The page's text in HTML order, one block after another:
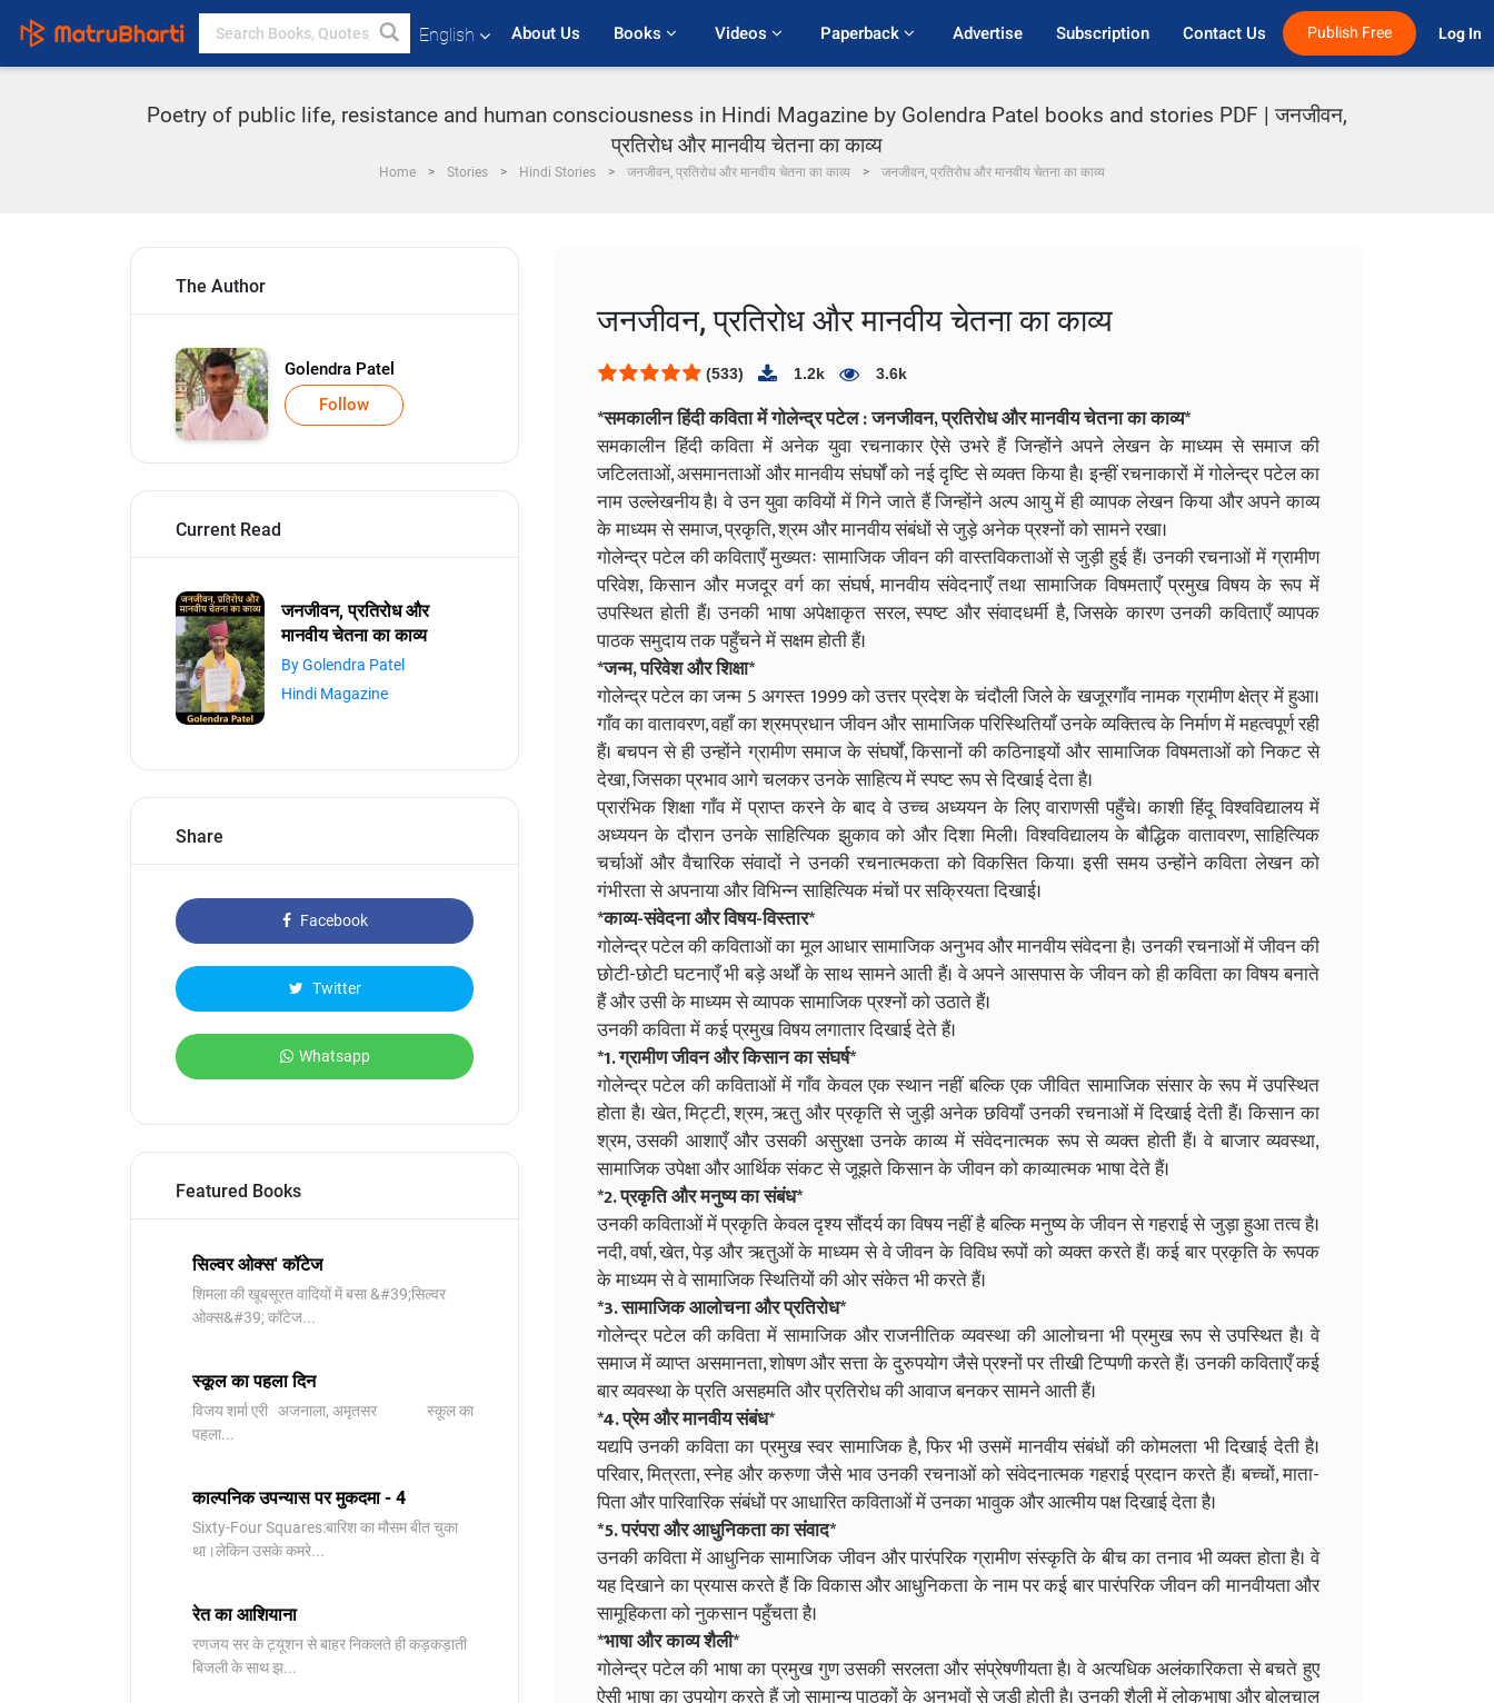
English About Us Books Videos Paperback Advertise Subscription Contact Us Publish Free Log In
Poetry of public life, resistance and human consciousness in Hindi Magazine by Golendra Patel books and stories PDF | जनजीवन,
प्रतिरोध और मानवीय चेतना का काव्य
Home Stories Hindi Stories जनजीवन, प्रतिरोध और मानवीय चेतना का काव्य जनजीवन, प्रतिरोध और मानवीय चेतना का काव्य
The Author
Golendra Patel
Follow
Current Read
जनजीवन, प्रतिरोध और
मानवीय चेतना का काव्य
By Golendra Patel
Hindi Magazine
Share
Facebook
Twitter
Whatsapp
Featured Books
सिल्वर ओक्स' कॉटेज
शिमला की खूबसूरत वादियों में बसा &#39;सिल्वर
ओक्स&#39; कॉटेज...
स्कूल का पहला दिन
विजय शर्मा एरी अजनाला, अमृतसर स्कूल का
पहला...
काल्पनिक उपन्यास पर मुकदमा - 4
Sixty-Four Squares:बारिश का मौसम बीत चुका
था।लेकिन उसके कमरे...
रेत का आशियाना
रणजय सर के ट्यूशन से बाहर निकलते ही कड़कड़ाती
बिजली के साथ झ...
जनजीवन, प्रतिरोध और मानवीय चेतना का काव्य
(533) 1.2k 3.6k
*समकालीन हिंदी कविता में गोलेन्द्र पटेल : जनजीवन, प्रतिरोध और मानवीय चेतना का काव्य*
समकालीन हिंदी कविता में अनेक युवा रचनाकार ऐसे उभरे हैं जिन्होंने अपने लेखन के माध्यम से समाज की
जटिलताओं, असमानताओं और मानवीय संघर्षों को नई दृष्टि से व्यक्त किया है। इन्हीं रचनाकारों में गोलेन्द्र पटेल का
नाम उल्लेखनीय है। वे उन युवा कवियों में गिने जाते हैं जिन्होंने अल्प आयु में ही व्यापक लेखन किया और अपने काव्य
के माध्यम से समाज, प्रकृति, श्रम और मानवीय संबंधों से जुड़े अनेक प्रश्नों को सामने रखा।
गोलेन्द्र पटेल की कविताएँ मुख्यतः सामाजिक जीवन की वास्तविकताओं से जुड़ी हुई हैं। उनकी रचनाओं में ग्रामीण
परिवेश, किसान और मजदूर वर्ग का संघर्ष, मानवीय संवेदनाएँ तथा सामाजिक विषमताएँ प्रमुख विषय के रूप में
उपस्थित होती हैं। उनकी भाषा अपेक्षाकृत सरल, स्पष्ट और संवादधर्मी है, जिसके कारण उनकी कविताएँ व्यापक
पाठक समुदाय तक पहुँचने में सक्षम होती हैं।
*जन्म, परिवेश और शिक्षा*
गोलेन्द्र पटेल का जन्म 5 अगस्त 1999 को उत्तर प्रदेश के चंदौली जिले के खजूरगाँव नामक ग्रामीण क्षेत्र में हुआ।
गाँव का वातावरण, वहाँ का श्रमप्रधान जीवन और सामाजिक परिस्थितियाँ उनके व्यक्तित्व के निर्माण में महत्वपूर्ण रही
हैं। बचपन से ही उन्होंने ग्रामीण समाज के संघर्षों, किसानों की कठिनाइयों और सामाजिक विषमताओं को निकट से
देखा, जिसका प्रभाव आगे चलकर उनके साहित्य में स्पष्ट रूप से दिखाई देता है।
प्रारंभिक शिक्षा गाँव में प्राप्त करने के बाद वे उच्च अध्ययन के लिए वाराणसी पहुँचे। काशी हिंदू विश्वविद्यालय में
अध्ययन के दौरान उनके साहित्यिक झुकाव को और दिशा मिली। विश्वविद्यालय के बौद्धिक वातावरण, साहित्यिक
चर्चाओं और वैचारिक संवादों ने उनकी रचनात्मकता को विकसित किया। इसी समय उन्होंने कविता लेखन को
गंभीरता से अपनाया और विभिन्न साहित्यिक मंचों पर सक्रियता दिखाई।
*काव्य-संवेदना और विषय-विस्तार*
गोलेन्द्र पटेल की कविताओं का मूल आधार सामाजिक अनुभव और मानवीय संवेदना है। उनकी रचनाओं में जीवन की
छोटी-छोटी घटनाएँ भी बड़े अर्थों के साथ सामने आती हैं। वे अपने आसपास के जीवन को ही कविता का विषय बनाते
हैं और उसी के माध्यम से व्यापक सामाजिक प्रश्नों को उठाते हैं।
उनकी कविता में कई प्रमुख विषय लगातार दिखाई देते हैं।
*1. ग्रामीण जीवन और किसान का संघर्ष*
गोलेन्द्र पटेल की कविताओं में गाँव केवल एक स्थान नहीं बल्कि एक जीवित सामाजिक संसार के रूप में उपस्थित
होता है। खेत, मिट्टी, श्रम, ऋतु और प्रकृति से जुड़ी अनेक छवियाँ उनकी रचनाओं में दिखाई देती हैं। किसान का
श्रम, उसकी आशाएँ और उसकी असुरक्षा उनके काव्य में संवेदनात्मक रूप से व्यक्त होती हैं। वे बाजार व्यवस्था,
सामाजिक उपेक्षा और आर्थिक संकट से जूझते किसान के जीवन को काव्यात्मक भाषा देते हैं।
*2. प्रकृति और मनुष्य का संबंध*
उनकी कविताओं में प्रकृति केवल दृश्य सौंदर्य का विषय नहीं है बल्कि मनुष्य के जीवन से गहराई से जुड़ा हुआ तत्व है।
नदी, वर्षा, खेत, पेड़ और ऋतुओं के माध्यम से वे जीवन के विविध रूपों को व्यक्त करते हैं। कई बार प्रकृति के रूपक
के माध्यम से वे सामाजिक स्थितियों की ओर संकेत भी करते हैं।
*3. सामाजिक आलोचना और प्रतिरोध*
गोलेन्द्र पटेल की कविता में सामाजिक और राजनीतिक व्यवस्था की आलोचना भी प्रमुख रूप से उपस्थित है। वे
समाज में व्याप्त असमानता, शोषण और सत्ता के दुरुपयोग जैसे प्रश्नों पर तीखी टिप्पणी करते हैं। उनकी कविताएँ कई
बार व्यवस्था के प्रति असहमति और प्रतिरोध की आवाज बनकर सामने आती हैं।
*4. प्रेम और मानवीय संबंध*
यद्यपि उनकी कविता का प्रमुख स्वर सामाजिक है, फिर भी उसमें मानवीय संबंधों की कोमलता भी दिखाई देती है।
परिवार, मित्रता, स्नेह और करुणा जैसे भाव उनकी रचनाओं को संवेदनात्मक गहराई प्रदान करते हैं। बच्चों, माता-
पिता और पारिवारिक संबंधों पर आधारित कविताओं में उनका भावुक और आत्मीय पक्ष दिखाई देता है।
*5. परंपरा और आधुनिकता का संवाद*
उनकी कविता में आधुनिक सामाजिक जीवन और पारंपरिक ग्रामीण संस्कृति के बीच का तनाव भी व्यक्त होता है। वे
यह दिखाने का प्रयास करते हैं कि विकास और आधुनिकता के नाम पर कई बार पारंपरिक जीवन की मानवीयता और
सामूहिकता को नुकसान पहुँचता है।
*भाषा और काव्य शैली*
गोलेन्द्र पटेल की भाषा का प्रमुख गुण उसकी सरलता और संप्रेषणीयता है। वे अत्यधिक अलंकारिकता से बचते हुए